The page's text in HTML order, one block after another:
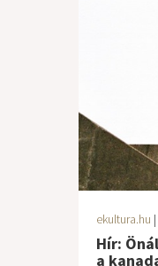
ekultura.hu
Hír:
a